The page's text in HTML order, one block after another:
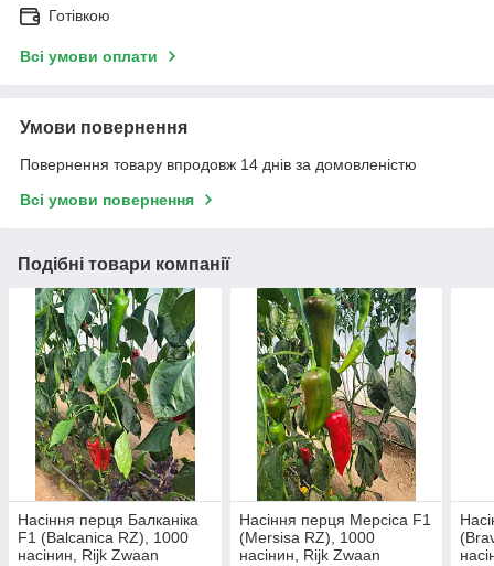
Готівкою
Всі умови оплати
Умови повернення
Повернення товару впродовж 14 днів за домовленістю
Всі умови повернення
Подібні товари компанії
Насіння перця Балканіка
F1 (Balcanica RZ), 1000
насінин, Rijk Zwaan
Насіння перця Мерсіса F1
(Mersisa RZ), 1000
насінин, Rijk Zwaan